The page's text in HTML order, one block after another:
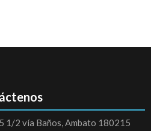
1/2 vía Baños, Ambato 180215